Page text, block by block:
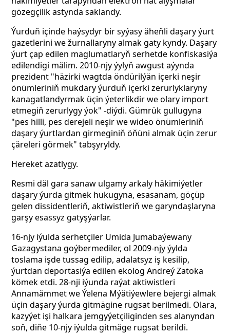
gözegçilik astynda saklandy.
Ýurduň içinde haýsydyr bir syýasy äheňli daşary ýurt
gazetlerini we žurnallaryny almak gaty kyndy. Daşary
ýurt çap edilen maglumatlaryň serhetde konfiskasiýa
edilendigi mälim. 2010-njy ýylyň awgust aýynda
prezident "häzirki wagtda öndürilýän içerki neşir
önümleriniň mukdary ýurduň içerki zerurlyklaryny
kanagatlandyrmak üçin ýeterlikdir we olary import
etmegiň zerurlygy ýok" -diýdi. Gümrük gullugyna
"pes hilli, pes derejeli neşir we wideo önümleriniň
daşary ýurtlardan girmeginiň öňüni almak üçin zerur
çäreleri görmek" tabşyryldy.
Hereket azatlygy.
Resmi däl gara sanaw ulgamy arkaly häkimiýetler
daşary ýurda gitmek hukugyna, esasanam, göçüp
gelen dissidentleriň, aktiwistleriň we garyndaşlaryna
garşy esassyz gatyşýarlar.
16-njy iýulda serhetçiler Umida Jumabaýewany
Gazagystana goýbermediler, ol 2009-njy ýylda
toslama işde tussag edilip, adalatsyz iş kesilip,
ýurtdan deportasiýa edilen ekolog Andreý Zatoka
kömek etdi. 28-nji iýunda raýat aktiwistleri
Annamämmet we Ýelena Mýätiýewlere bejergi almak
üçin daşary ýurda gitmägine rugsat berilmedi. Olara,
kazyýet işi halkara jemgyýetçiliginden ses alanyndan
soň, diňe 10-njy iýulda gitmäge rugsat berildi.